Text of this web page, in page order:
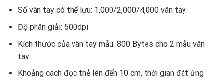
Số vân tay có thể lưu: 1,000/2,000/4,000 vân tay.
Độ phân giải: 500dpi
Kích thước của vân tay mẫu: 800 Bytes cho 2 mẫu vân
tay.
Khoảng cách đọc thẻ lên đến 10 cm, thời gian đát ứng